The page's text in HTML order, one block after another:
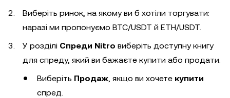
Виберіть ринок, на якому ви б хотіли торгувати:
наразі ми пропонуємо BTC/USDT й ETH/USDT.
У розділі Спреди Nitro виберіть доступну книгу
для спреду, який ви бажаєте купити або продати.
Виберіть Продаж, якщо ви хочете купити
спред.